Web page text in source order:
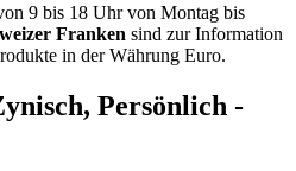
9 bis 18 Uhr von Montag bis
Franken sind zur Information
in der Währung Euro.
Persönlich -